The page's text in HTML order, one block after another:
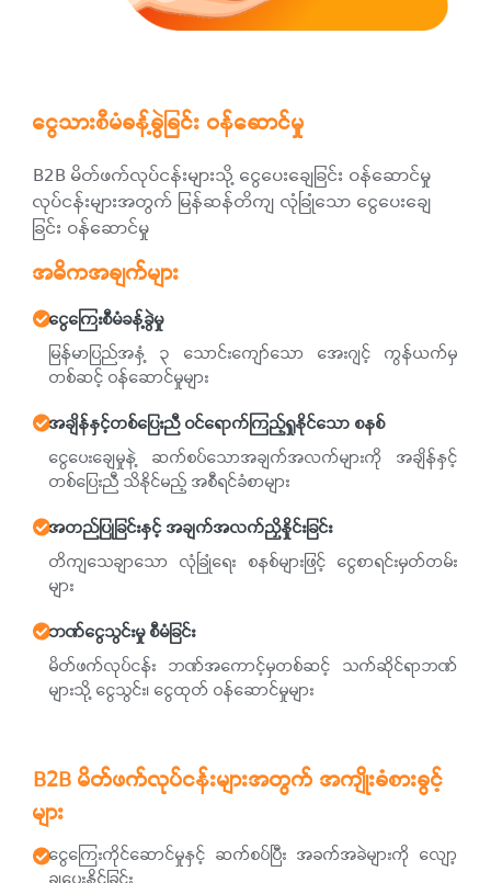
ငွေသားစီမံခန့်ခွဲခြင်း ဝန်ဆောင်မှု
B2B မိတ်ဖက်လုပ်ငန်းများသို့ ငွေပေးချေခြင်း ဝန်ဆောင်မှု
လုပ်ငန်းများအတွက် မြန်ဆန်တိကျ လုံခြုံသော ငွေပေးချေ
ခြင်း ဝန်ဆောင်မှု
အဓိကအချက်များ
ငွေကြေးစီမံခန့်ခွဲမှု
မြန်မာပြည်အနှံ့ ၃ သောင်းကျော်သော အေးဂျင့် ကွန်ယက်မှ
တစ်ဆင့် ဝန်ဆောင်မှုများ
အချိန်နှင့်တစ်ပြေးညီ ဝင်ရောက်ကြည့်ရှုနိုင်သော စနစ်
ငွေပေးချေမှုနဲ့ ဆက်စပ်သောအချက်အလက်များကို အချိန်နှင့်
တစ်ပြေးညီ သိနိုင်မည့် အစီရင်ခံစာများ
အတည်ပြုခြင်းနှင့် အချက်အလက်ညှိနှိုင်းခြင်း
တိကျသေချာသော လုံခြုံရေး စနစ်များဖြင့် ငွေစာရင်းမှတ်တမ်း
များ
ဘဏ်ငွေသွင်းမှု စီမံခြင်း
မိတ်ဖက်လုပ်ငန်း ဘဏ်အကောင့်မှတစ်ဆင့် သက်ဆိုင်ရာဘဏ်
များသို့ ငွေသွင်း၊ ငွေထုတ် ဝန်ဆောင်မှုများ
B2B မိတ်ဖက်လုပ်ငန်းများအတွက် အကျိုးခံစားခွင့်
များ
ငွေကြေးကိုင်ဆောင်မှုနှင့် ဆက်စပ်ပြီး အခက်အခဲများကို လျော့